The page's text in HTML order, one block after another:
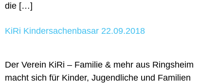
die […]
KiRi Kindersachenbasar 22.09.2018
Der Verein KiRi – Familie & mehr aus Ringsheim
macht sich für Kinder, Jugendliche und Familien